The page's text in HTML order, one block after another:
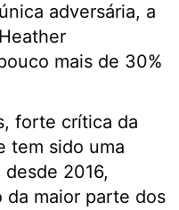
adversária, a
mais de 30%
forte crítica da
tem sido uma
2016,
da maior parte dos